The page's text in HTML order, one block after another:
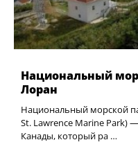
Национальный
Лоран
Национальный морской
St. Lawrence Marine Park)
Канады, который ра …